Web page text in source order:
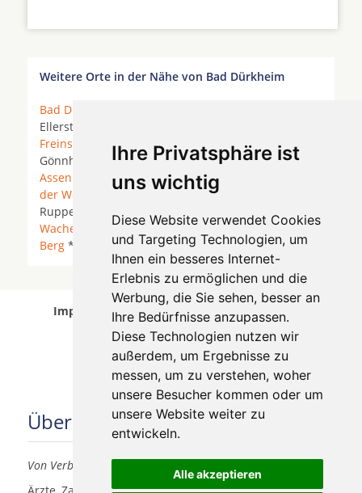
Ihre Privatsphäre ist
uns wichtig
Diese Website verwendet Cookies
und Targeting Technologien, um
Ihnen ein besseres Internet-
Erlebnis zu ermöglichen und die
Werbung, die Sie sehen, besser an
Ihre Bedürfnisse anzupassen.
Diese Technologien nutzen wir
außerdem, um Ergebnisse zu
messen, um zu verstehen, woher
unsere Besucher kommen oder um
unsere Website weiter zu
entwickeln.
Alle akzeptieren
Weitere Orte in der Nähe von Bad Dürkheim
Bad Dürkheim
Ellerstadt * Erpolzheim * Forst an der Weinstraße *
Freinsheim
*Friedelsheim Fußgönheim
Gönnheim * Herxheim am Berg *Hochdorf-
Assenheim
Kallstadt*Kirchheim
der Weinstraße* Niederkirchen bei Deidesheim *
Ruppertsberg *
Rödersheim-Gronau
* Silbertal *
Wachenheim an der Weinstraße*Weisenheim am
Berg * Weisenheim am Sand *Worms*
Implantologen in Bad Dürkheim wurde am 07
August 2026 aktualisiert.
Über uns
Von Verbrauchern für Verbraucher